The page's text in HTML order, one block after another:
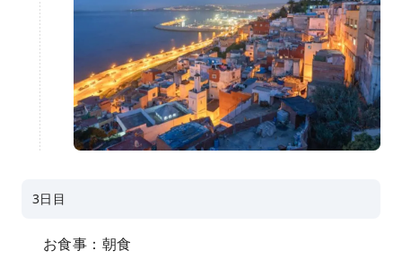
3日目
お食事：朝食